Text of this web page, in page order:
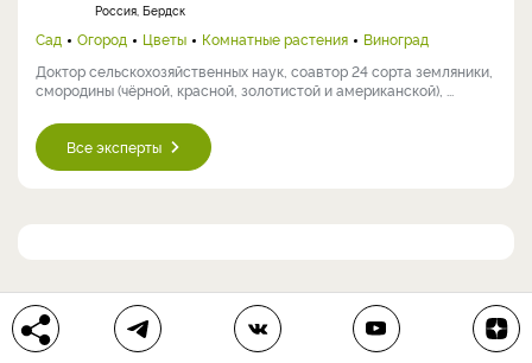
Россия, Бердск
Сад Огород Цветы Комнатные растения
Виноград
Доктор сельскохозяйственных наук, соавтор 24 сорта земляники,
смородины (чёрной, красной, золотистой и американской), ...
Все эксперты